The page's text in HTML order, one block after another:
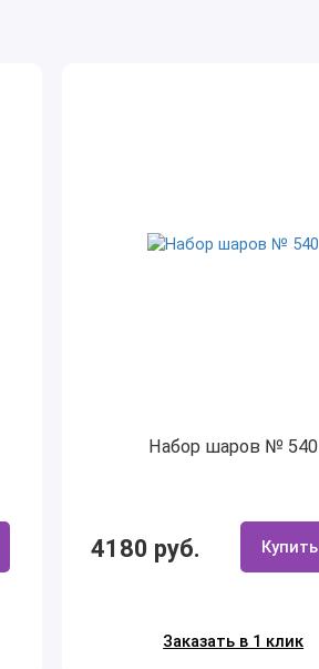
Набор шаров № 540
4180 руб. Купить
Заказать в 1 клик